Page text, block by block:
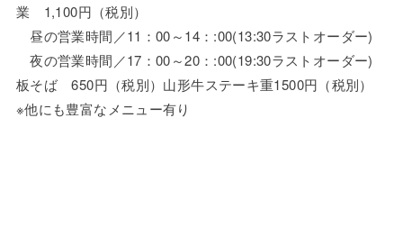
業 1,100円（税別）
昼の営業時間／11：00～14：:00(13:30ラストオーダー)
夜の営業時間／17：00～20：:00(19:30ラストオーダー)
板そば 650円（税別）山形牛ステーキ重1500円（税別）
※他にも豊富なメニュー有り